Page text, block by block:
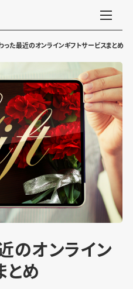
った最近のオンラインギフトサービスまとめ
のオンライン
とめ